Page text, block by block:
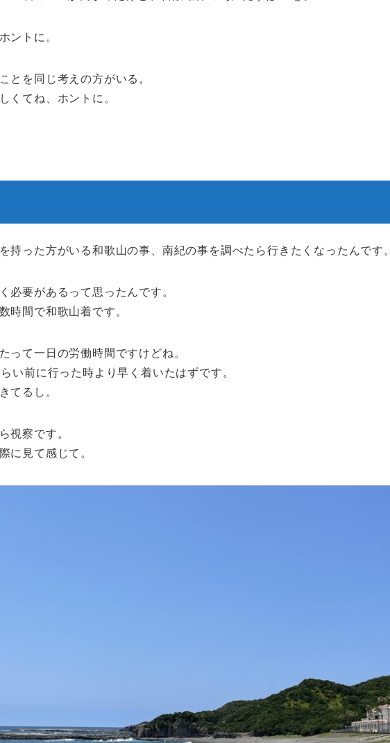
ントに。
とを同じ考えの方がいる。
くてね、ホントに。
持った方がいる和歌山の事、南紀の事を調べたら行きたくなったんです。
必要があるって思ったんです。
時間で和歌山着です。
って一日の労働時間ですけどね。
い前に行った時より早く着いたはずです。
てるし。
視察です。
に見て感じて。